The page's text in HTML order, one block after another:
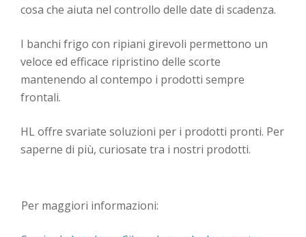
cosa che aiuta nel controllo delle date di scadenza.
I banchi frigo con ripiani girevoli permettono un
veloce ed efficace ripristino delle scorte
mantenendo al contempo i prodotti sempre
frontali.
HL offre svariate soluzioni per i prodotti pronti. Per
saperne di più, curiosate tra i nostri prodotti.
Per maggiori informazioni: